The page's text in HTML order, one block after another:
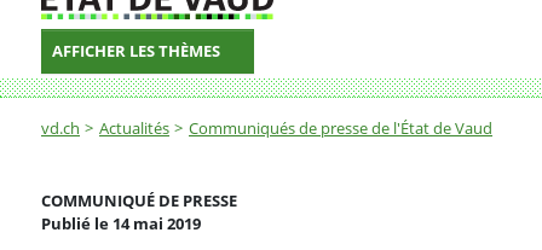
AFFICHER LES THÈMES
Fil d'Ariane
vd.ch Actualités Communiqués de presse de l'État de Vaud
Mise à l’enquête publique de la modification du plan
COMMUNIQUÉ DE PRESSE
Publié le 14 mai 2019